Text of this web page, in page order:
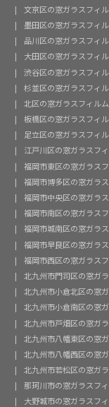
文京区の窓ガラスフィ
墨田区の窓ガラスフィ
品川区の窓ガラスフィ
大田区の窓ガラスフィ
渋谷区の窓ガラスフィ
杉並区の窓ガラスフィ
北区の窓ガラスフィル
板橋区の窓ガラスフィ
足立区の窓ガラスフィ
江戸川区の窓ガラスフ
福岡市東区の窓ガラス
福岡市博多区の窓ガラ
福岡市中央区の窓ガラ
福岡市南区の窓ガラス
福岡市城南区の窓ガラ
福岡市早良区の窓ガラ
福岡市西区の窓ガラス
北九州市門司区の窓ガ
北九州市小倉北区の窓
北九州市小倉南区の窓
北九州市戸畑区の窓ガ
北九州市八幡東区の窓
北九州市八幡西区の窓
北九州市若松区の窓ガ
那珂川市の窓ガラスフ
大野城市の窓ガラスフ